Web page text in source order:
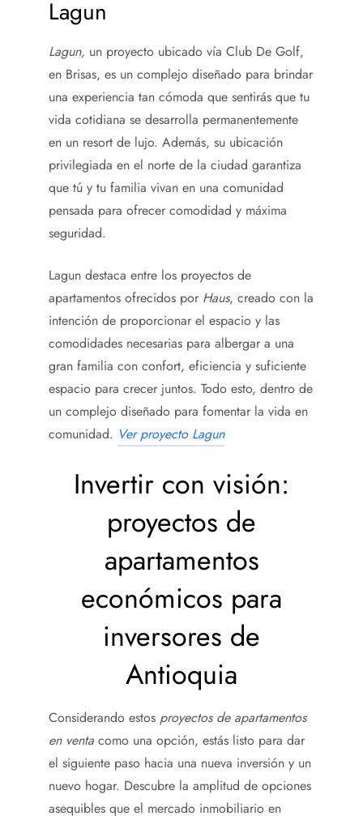
Lagun
Lagun, un proyecto ubicado vía Club De Golf,
en Brisas, es un complejo diseñado para brindar
una experiencia tan cómoda que sentirás que tu
vida cotidiana se desarrolla permanentemente
en un resort de lujo. Además, su ubicación
privilegiada en el norte de la ciudad garantiza
que tú y tu familia vivan en una comunidad
pensada para ofrecer comodidad y máxima
seguridad.
Lagun destaca entre los proyectos de
apartamentos ofrecidos por Haus, creado con la
intención de proporcionar el espacio y las
comodidades necesarias para albergar a una
gran familia con confort, eficiencia y suficiente
espacio para crecer juntos. Todo esto, dentro de
un complejo diseñado para fomentar la vida en
comunidad. Ver proyecto Lagun
Invertir con visión:
proyectos de
apartamentos
económicos para
inversores de
Antioquia
Considerando estos proyectos de apartamentos
en venta como una opción, estás listo para dar
el siguiente paso hacia una nueva inversión y un
nuevo hogar. Descubre la amplitud de opciones
asequibles que el mercado inmobiliario en